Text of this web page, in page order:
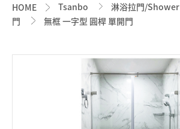
HOME Tsanbo 淋浴拉門/Shower
門
無框 一字型 圓桿 單開門